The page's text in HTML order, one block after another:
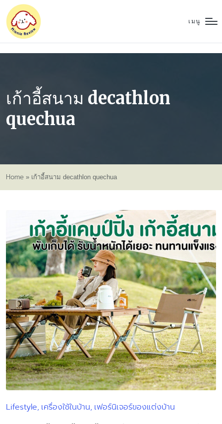
เมนู
เก้าอี้สนาม decathlon
quechua
Home » เก้าอี้สนาม decathlon quechua
Posted
Lifestyle เครื่องใช้ในบ้าน เฟอร์นิเจอร์ของแต่งบ้าน